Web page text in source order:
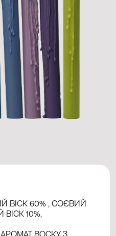
ВІСК 60% , СОЄВИЙ
10%,